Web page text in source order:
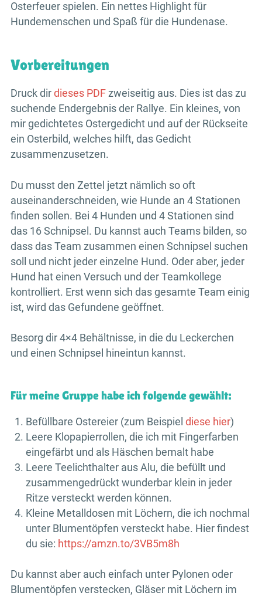
Osterfeuer spielen. Ein nettes Highlight für
Hundemenschen und Spaß für die Hundenase.
Vorbereitungen
Druck dir dieses PDF zweiseitig aus. Dies ist das zu
suchende Endergebnis der Rallye. Ein kleines, von
mir gedichtetes Ostergedicht und auf der Rückseite
ein Osterbild, welches hilft, das Gedicht
zusammenzusetzen.
Du musst den Zettel jetzt nämlich so oft
auseinanderschneiden, wie Hunde an 4 Stationen
finden sollen. Bei 4 Hunden und 4 Stationen sind
das 16 Schnipsel. Du kannst auch Teams bilden, so
dass das Team zusammen einen Schnipsel suchen
soll und nicht jeder einzelne Hund. Oder aber, jeder
Hund hat einen Versuch und der Teamkollege
kontrolliert. Erst wenn sich das gesamte Team einig
ist, wird das Gefundene geöffnet.
Besorg dir 4×4 Behältnisse, in die du Leckerchen
und einen Schnipsel hineintun kannst.
Für meine Gruppe habe ich folgende gewählt:
Befüllbare Ostereier (zum Beispieldiese hier)
Leere Klopapierrollen, die ich mit Fingerfarben
eingefärbt und als Häschen bemalt habe
Leere Teelichthalter aus Alu, die befüllt und
zusammengedrückt wunderbar klein in jeder
Ritze versteckt werden können.
Kleine Metalldosen mit Löchern, die ich nochmal
unter Blumentöpfen versteckt habe. Hier findest
du sie: https://amzn.to/3VB5m8h
Du kannst aber auch einfach unter Pylonen oder
Blumentöpfen verstecken, Gläser mit Löchern im